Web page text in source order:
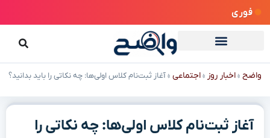
فوری
واضح »اخبار روز »اجتماعی »آغاز ثبت‌نام کلاس اولی‌ها: چه نکاتی را باید بدانید؟
آغاز ثبت‌نام کلاس اولی‌ها: چه نکاتی را